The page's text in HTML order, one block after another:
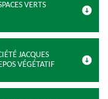
VERTS
JACQUES
VÉGÉTATIF